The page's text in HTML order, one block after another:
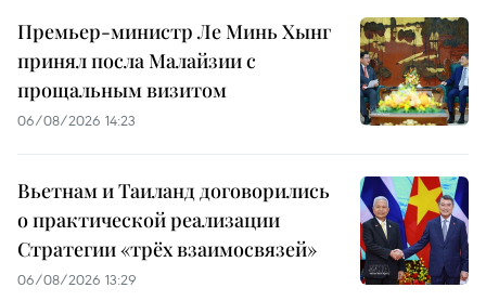
Премьер-министр Ле Минь Хынг
принял посла Малайзии с
прощальным визитом
06/08/2026 14:23
Вьетнам и Таиланд договорились
о практической реализации
Стратегии «трёх взаимосвязей»
06/08/2026 13:29